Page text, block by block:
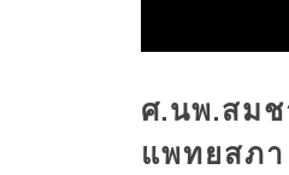
ศ.นพ.สม
แพทยสภ